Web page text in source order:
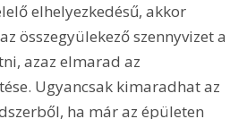
elhelyezkedésű, akkor
összegyülekező szennyvizet a
azaz elmarad az
Ugyancsak kimaradhat az
ha már az épületen